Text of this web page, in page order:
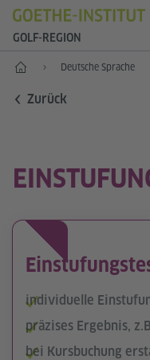
GOLF-REGION
Start Deutsche Sprache
Zurück
individuelle
präzises Ergebnis,
bei Kursbuchung